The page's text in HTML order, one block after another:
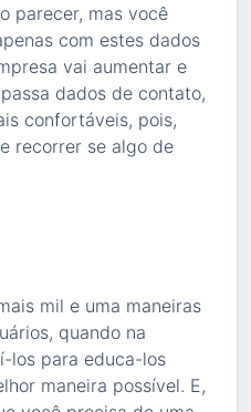
parecer, mas você
com estes dados
vai aumentar e
dados de contato,
confortáveis, pois,
recorrer se algo de
mil e uma maneiras
quando na
los para educa-los
maneira possível. E,